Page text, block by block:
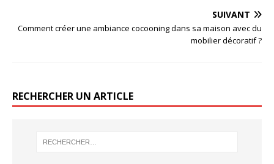
SUIVANT
Comment créer une ambiance cocooning dans sa maison avec du
mobilier décoratif ?
RECHERCHER UN ARTICLE